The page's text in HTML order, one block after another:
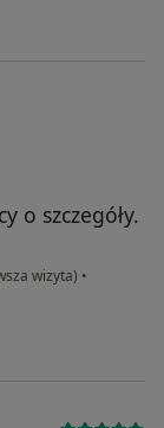
o szczegóły.
wizyta) •